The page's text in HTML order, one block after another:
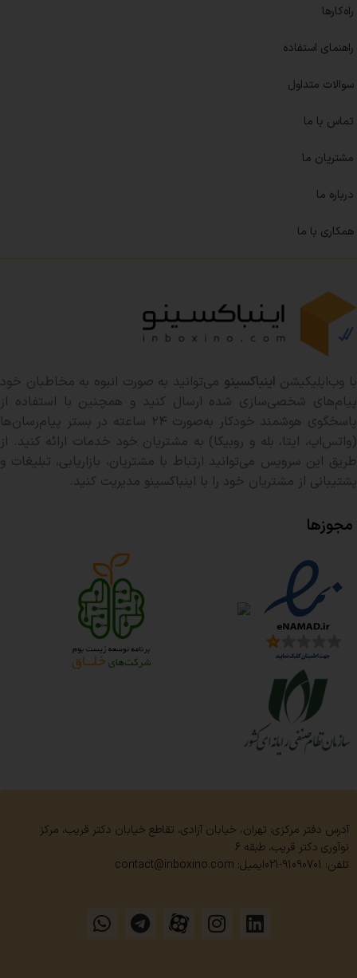
راه‌کارها
راهنمای استفاده
سوالات متداول
تماس با ما
مشتریان ما
درباره ما
همکاری با ما
با وب‌اپلیکیشن اینباکسینو می‌توانید به صورت انبوه به مخاطبان خود
پیام‌های شخصی‌سازی شده ارسال کنید و همچنین با استفاده از
پاسخگوی هوشمند خودکار به‌صورت ۲۴ ساعته در بستر پیام‌رسان‌ها
(واتس‌اپ، ایتا، بله و روبیکا) به مشتریان خود خدمات ارائه کنید. از
طریق این سرویس می‌توانید ارتباط با مشتریان، بازاریابی، تبلیغات و
پشتیبانی از مشتریان خود را با اینباکسینو مدیریت کنید.
مجوزها
آدرس دفتر مرکزی: تهران، خیابان آزادی، تقاطع خیابان دکتر قریب، مرکز
نوآوری دکتر قریب، طبقه 6
تلفن: 91090701-021
ایمیل: contact@inboxino.com